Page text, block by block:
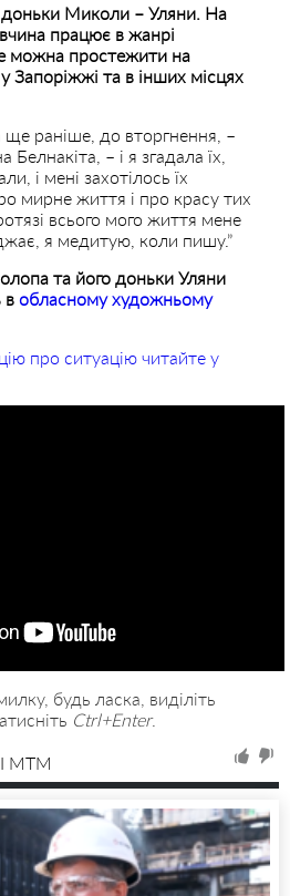
доньки Миколи – Уляни. На
працює в жанрі
можна простежити на
Запоріжжі та в інших місцях
ще раніше, до вторгнення, –
– і я згадала їх,
і мені захотілось їх
мирне життя і про красу тих
всього мого життя мене
я медитую, коли пишу.”
та його доньки Уляни
в обласному художньому
про ситуацію читайте у
будь ласка, виділіть
Ctrl+Enter.
MTM